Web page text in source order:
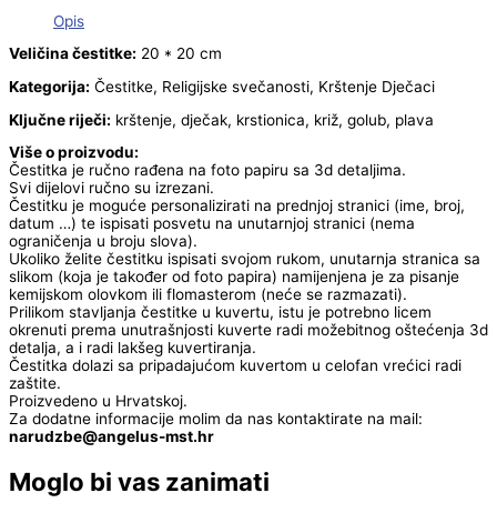
Opis
Veličina čestitke: 20 * 20 cm
Kategorija: Čestitke, Religijske svečanosti, Krštenje Dječaci
Ključne riječi: krštenje, dječak, krstionica, križ, golub, plava
Više o proizvodu:
Čestitka je ručno rađena na foto papiru sa 3d detaljima.
Svi dijelovi ručno su izrezani.
Čestitku je moguće personalizirati na prednjoj stranici (ime, broj,
datum …) te ispisati posvetu na unutarnjoj stranici (nema
ograničenja u broju slova).
Ukoliko želite čestitku ispisati svojom rukom, unutarnja stranica sa
slikom (koja je također od foto papira) namijenjena je za pisanje
kemijskom olovkom ili flomasterom (neće se razmazati).
Prilikom stavljanja čestitke u kuvertu, istu je potrebno licem
okrenuti prema unutrašnjosti kuverte radi možebitnog oštećenja 3d
detalja, a i radi lakšeg kuvertiranja.
Čestitka dolazi sa pripadajućom kuvertom u celofan vrećici radi
zaštite.
Proizvedeno u Hrvatskoj.
Za dodatne informacije molim da nas kontaktirate na mail:
rh.tsm-sulegna
@ebzduran
Moglo bi vas zanimati